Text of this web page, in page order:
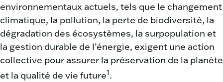
environnementaux actuels, tels que le changement
climatique, la pollution, la perte de biodiversité, la
dégradation des écosystèmes, la surpopulation et
la gestion durable de l’énergie, exigent une action
collective pour assurer la préservation de la planète
et la qualité de vie future1.